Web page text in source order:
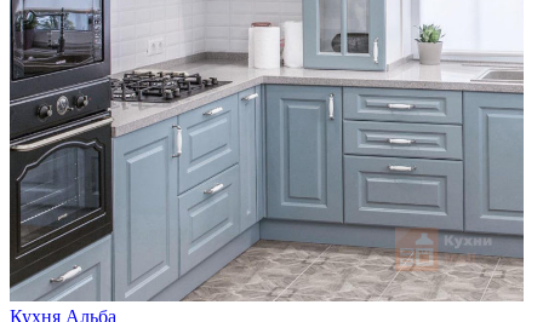
Кухня Альба